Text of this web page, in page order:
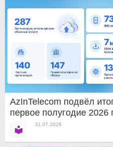
AzInTelecom подвёл
первое полугодие 2026
31.07.2026